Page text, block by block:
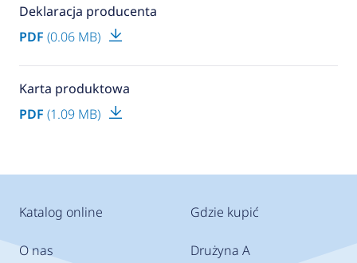
Deklaracja producenta
PDF (0.06 MB)
Karta produktowa
PDF (1.09 MB)
Katalog online
O nas
Gdzie kupić
Drużyna A